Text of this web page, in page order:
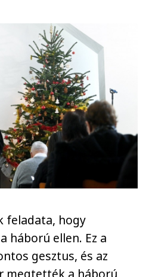
feladata, hogy
háború ellen. Ez a
gesztus, és az